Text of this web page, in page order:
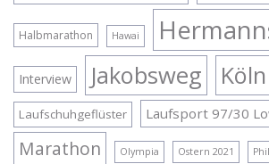
Halbmarathon Hawai
Interview Jakobsweg Köln
Laufschuhgeflüster Laufsport 97/30
Marathon Olympia Ostern 2021